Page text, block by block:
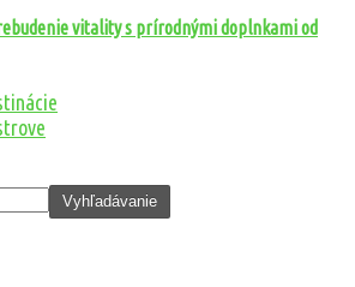
vitality s prírodnými doplnkami od